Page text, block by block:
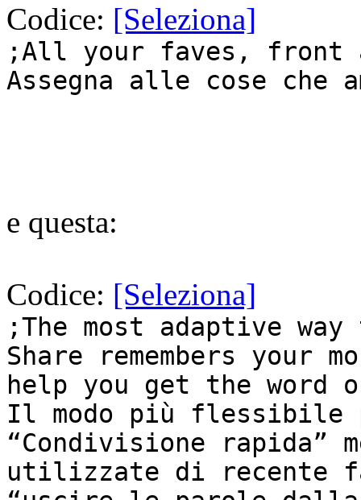
Codice: [Seleziona]
;All your faves, front
Assegna alle cose che
e questa:
Codice: [Seleziona]
;The most adaptive
Share remembers your
help you get the word
Il modo più flessibile
“Condivisione rapida”
utilizzate di recente